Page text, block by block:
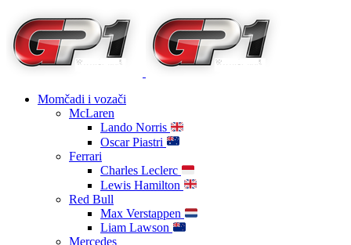
Momčadi i vozači
McLaren
Lando Norris
Oscar Piastri
Ferrari
Charles Leclerc
Lewis Hamilton
Red Bull
Max Verstappen
Liam Lawson
Mercedes